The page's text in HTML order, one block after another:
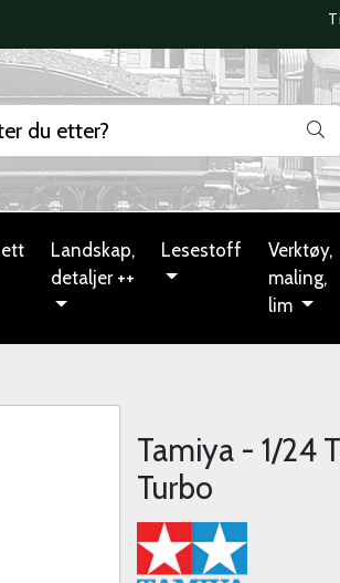
Landskap,
detaljer ++
Lesestoff
Verktøy,
maling,
lim
Tamiya - 1/24
Turbo